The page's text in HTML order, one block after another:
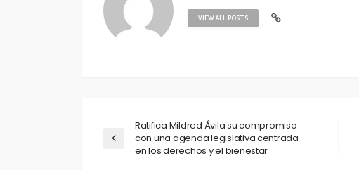
VIEW ALL POSTS
Ratifica Mildred Ávila su compromiso
con una agenda legislativa centrada
en los derechos y el bienestar